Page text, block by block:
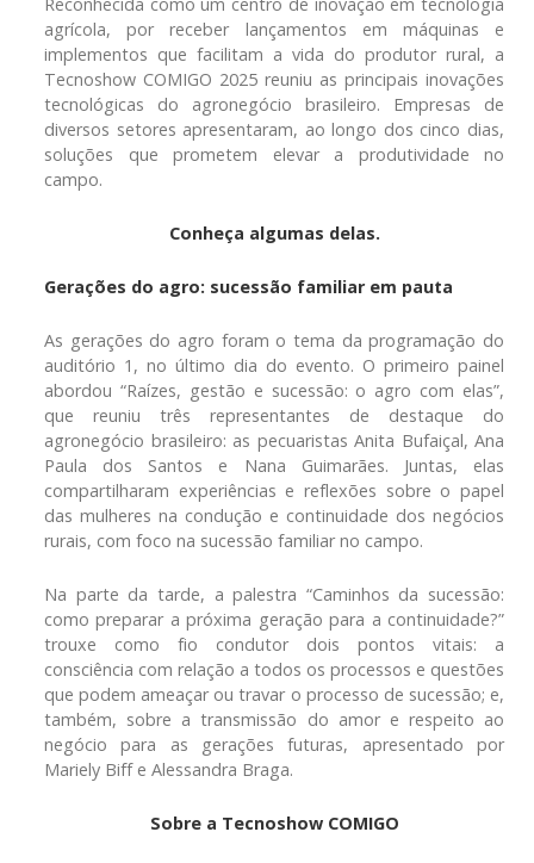
agrícola, por receber lançamentos em máquinas e
implementos que facilitam a vida do produtor rural, a
Tecnoshow COMIGO 2025 reuniu as principais inovações
tecnológicas do agronegócio brasileiro. Empresas de
diversos setores apresentaram, ao longo dos cinco dias,
soluções que prometem elevar a produtividade no
campo.
Conheça algumas delas.
Gerações do agro: sucessão familiar em pauta
As gerações do agro foram o tema da programação do
auditório 1, no último dia do evento. O primeiro painel
abordou “Raízes, gestão e sucessão: o agro com elas”,
que reuniu três representantes de destaque do
agronegócio brasileiro: as pecuaristas Anita Bufaiçal, Ana
Paula dos Santos e Nana Guimarães. Juntas, elas
compartilharam experiências e reflexões sobre o papel
das mulheres na condução e continuidade dos negócios
rurais, com foco na sucessão familiar no campo.
Na parte da tarde, a palestra “Caminhos da sucessão:
como preparar a próxima geração para a continuidade?”
trouxe como fio condutor dois pontos vitais: a
consciência com relação a todos os processos e questões
que podem ameaçar ou travar o processo de sucessão; e,
também, sobre a transmissão do amor e respeito ao
negócio para as gerações futuras, apresentado por
Mariely Biff e Alessandra Braga.
Sobre a Tecnoshow COMIGO